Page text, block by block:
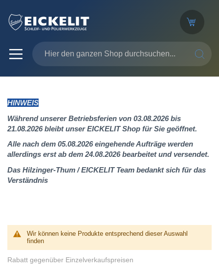
SUCHE
HINWEIS
Während unserer Betriebsferien von 03.08.2026 bis
21.08.2026 bleibt unser EICKELIT Shop für Sie geöffnet.
Alle nach dem 05.08.2026 eingehende Aufträge werden
allerdings erst ab dem 24.08.2026 bearbeitet und versendet.
Das Hilzinger-Thum / EICKELIT Team bedankt sich für das
Verständnis
Wir können keine Produkte entsprechend dieser Auswahl
finden
Rabatt gegenüber Einzelverkaufspreisen